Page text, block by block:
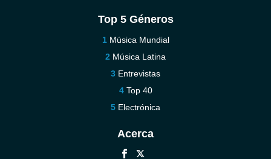
Top 5 Géneros
Música Mundial
Música Latina
Entrevistas
Top 40
Electrónica
Acerca